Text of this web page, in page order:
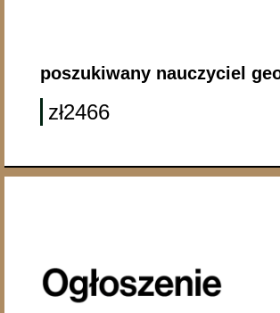
poszukiwany nauczyciel
zł2466